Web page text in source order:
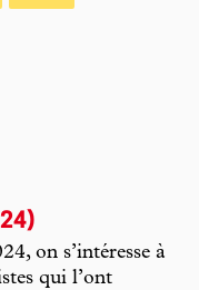
on s’intéresse à
qui l’ont